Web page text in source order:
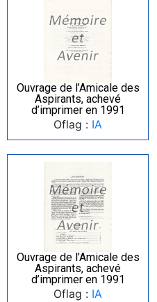
Ouvrage de l’Amicale des
Aspirants, achevé
d’imprimer en 1991
Oflag : IA
Ouvrage de l’Amicale des
Aspirants, achevé
d’imprimer en 1991
Oflag : IA